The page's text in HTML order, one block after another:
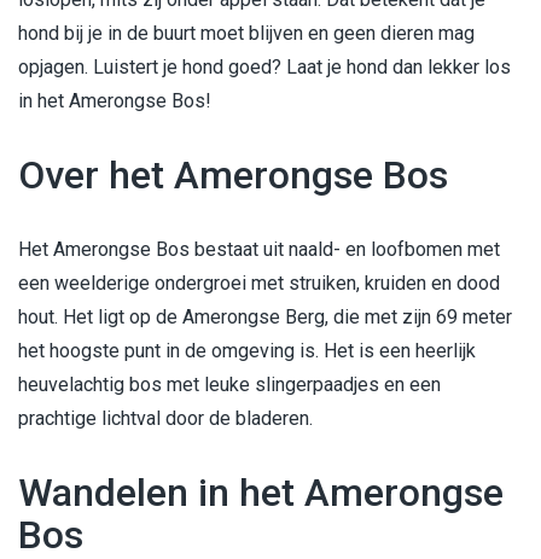
hond bij je in de buurt moet blijven en geen dieren mag
opjagen. Luistert je hond goed? Laat je hond dan lekker los
in het Amerongse Bos!
Over het Amerongse Bos
Het Amerongse Bos bestaat uit naald- en loofbomen met
een weelderige ondergroei met struiken, kruiden en dood
hout. Het ligt op de Amerongse Berg, die met zijn 69 meter
het hoogste punt in de omgeving is. Het is een heerlijk
heuvelachtig bos met leuke slingerpaadjes en een
prachtige lichtval door de bladeren.
Wandelen in het Amerongse
Bos